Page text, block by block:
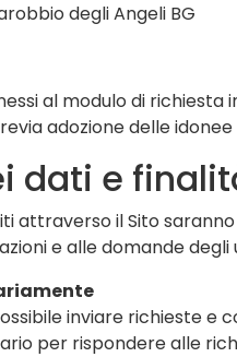
degli Angeli BG
al modulo di richiesta
adozione delle
dati e
attraverso il Sito
e alle domande
inviare richieste e
per rispondere alle